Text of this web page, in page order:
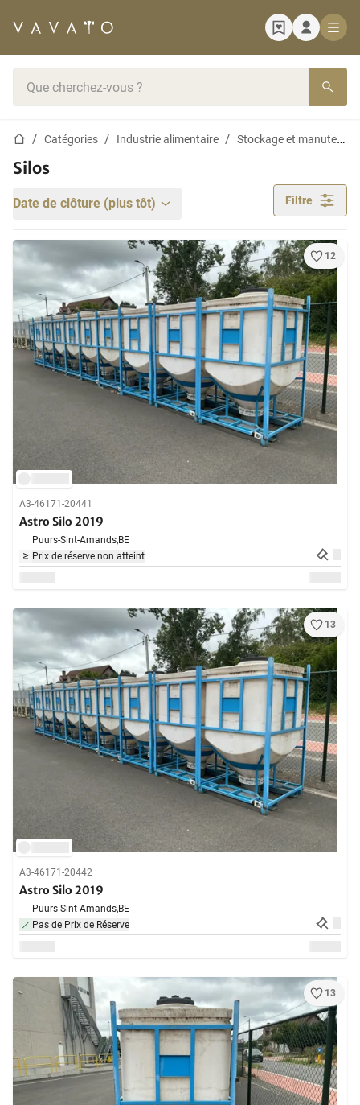
Page d'accueil
Catégories Industrie alimentaire Stockage et manutention
Silos
Date de clôture (plus tôt) Filtre
12
A3-46171-20441
Astro Silo 2019
Puurs-Sint-Amands,BE
Prix de réserve non atteint
13
A3-46171-20442
Astro Silo 2019
Puurs-Sint-Amands,BE
Pas de Prix de Réserve
13